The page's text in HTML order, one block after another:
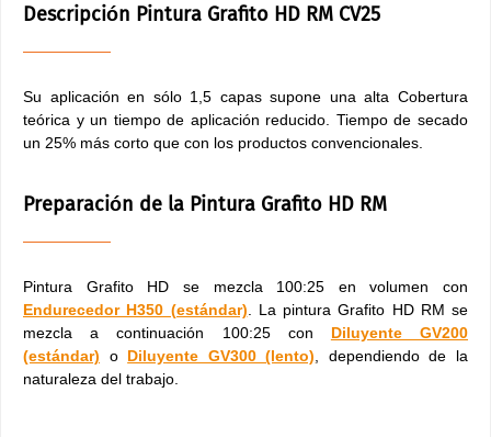
Descripción Pintura Grafito HD RM CV25
Su aplicación en sólo 1,5 capas supone una alta Cobertura
teórica y un tiempo de aplicación reducido. Tiempo de secado
un 25% más corto que con los productos convencionales.
Preparación de la Pintura Grafito HD RM
Pintura Grafito HD se mezcla 100:25 en volumen con
Endurecedor H350 (estándar) . La pintura Grafito HD RM se
mezcla a continuación 100:25 con Diluyente GV200
(estándar) o Diluyente GV300 (lento) , dependiendo de la
naturaleza del trabajo.